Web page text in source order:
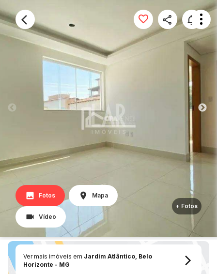
Fotos Mapa
Vídeo
+ Fotos
Ver mais imóveis em Jardim Atlântico, Belo
Horizonte - MG